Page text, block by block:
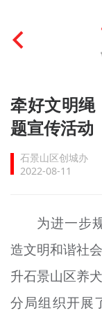
首页
文明创建
文明实践
未成年人思想
榜样人物
身边好人
牵好文明绳
题宣传活动
石景山区创城办
2022-08-11
为进一步
造文明和谐社
升石景山区养
分局组织开展